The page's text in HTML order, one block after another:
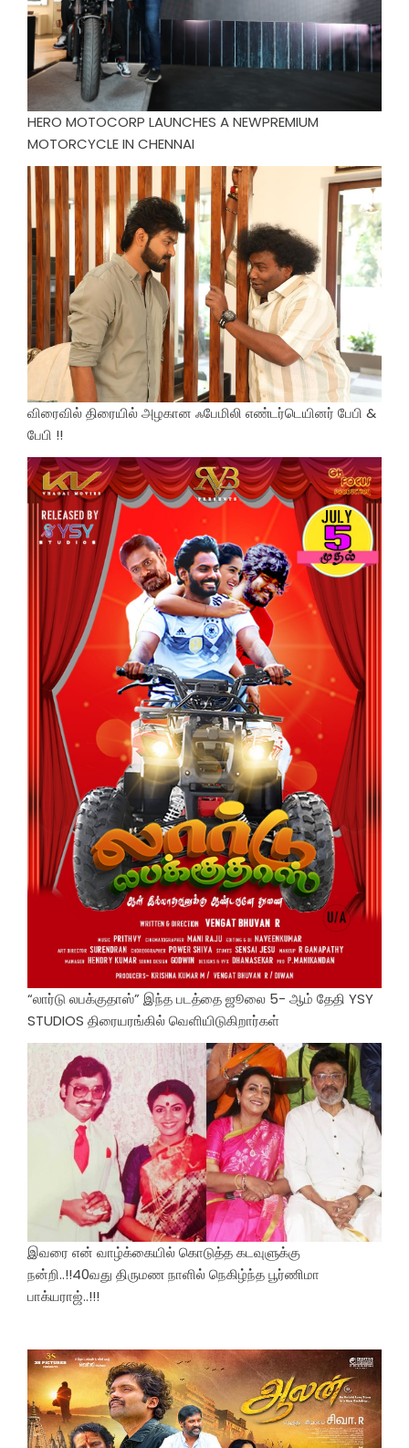
HERO MOTOCORP LAUNCHES A NEWPREMIUM
MOTORCYCLE IN CHENNAI
விரைவில் திரையில் அழகான ஃபேமிலி எண்டர்டெயினர் பேபி &
பேபி !!
“லார்டு லபக்குதாஸ்” இந்த படத்தை ஜூலை 5- ஆம் தேதி YSY
STUDIOS திரையரங்கில் வெளியிடுகிறார்கள்
இவரை என் வாழ்க்கையில் கொடுத்த கடவுளுக்கு
நன்றி..!!40வது திருமண நாளில் நெகிழ்ந்த பூர்ணிமா
பாக்யராஜ்..!!!